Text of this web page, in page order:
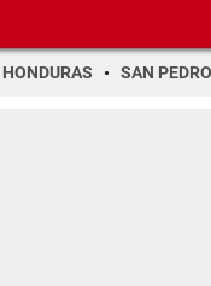
HONDURAS SAN PEDRO